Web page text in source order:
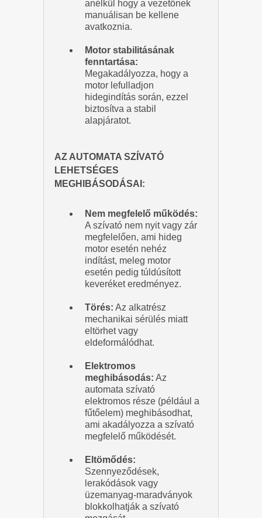
anélkül hogy a vezetőnek
manuálisan be kellene
avatkoznia.
Motor stabilitásának
fenntartása:
Megakadályozza, hogy a
motor lefulladjon
hidegindítás során, ezzel
biztosítva a stabil
alapjáratot.
AZ AUTOMATA SZÍVATÓ
LEHETSÉGES
MEGHIBÁSODÁSAI:
Nem megfelelő működés:
A szívató nem nyit vagy zár
megfelelően, ami hideg
motor esetén nehéz
indítást, meleg motor
esetén pedig túldúsított
keveréket eredményez.
Törés: Az alkatrész
mechanikai sérülés miatt
eltörhet vagy
eldeformálódhat.
Elektromos
meghibásodás: Az
automata szívató
elektromos része (például a
fűtőelem) meghibásodhat,
ami akadályozza a szívató
megfelelő működését.
Eltömődés:
Szennyeződések,
lerakódások vagy
üzemanyag-maradványok
blokkolhatják a szívató